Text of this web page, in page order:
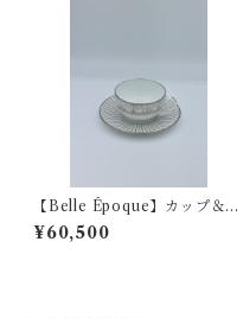
【Belle Époque】カップ＆ソ
ーサー
¥60,500